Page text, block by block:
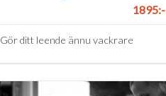
1895:-
Gör ditt leende ännu vackrare